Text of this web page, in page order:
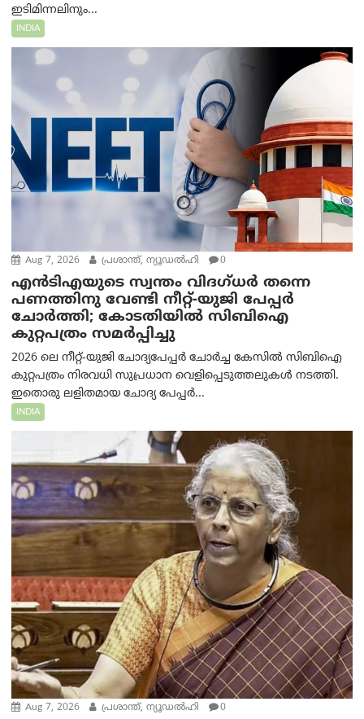
ഇടിമിന്നലിനും...
INDIA
Aug 7, 2026 പ്രശാന്ത്, ന്യൂഡല്‍ഹി 0
എൻ‌ടി‌എയുടെ സ്വന്തം വിദഗ്ധർ തന്നെ
പണത്തിനു വേണ്ടി നീറ്റ്-യു‌ജി പേപ്പർ
ചോർത്തി; കോടതിയില്‍ സിബിഐ
കുറ്റപത്രം സമര്‍പ്പിച്ചു
2026 ലെ നീറ്റ്-യുജി ചോദ്യപേപ്പർ ചോർച്ച കേസിൽ സിബിഐ
കുറ്റപത്രം നിരവധി സുപ്രധാന വെളിപ്പെടുത്തലുകൾ നടത്തി.
ഇതൊരു ലളിതമായ ചോദ്യ പേപ്പർ...
INDIA
Aug 7, 2026 പ്രശാന്ത്, ന്യൂഡല്‍ഹി 0